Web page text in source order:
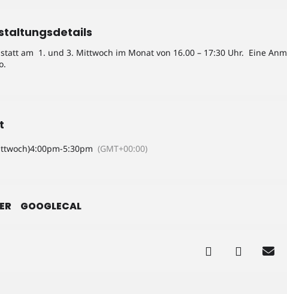
am 1. und 3. Mittwoch im Monat von 16.00 – 17:30 Uhr. Eine
4:00pm-5:30pm (GMT+00:00)
GOOGLECAL